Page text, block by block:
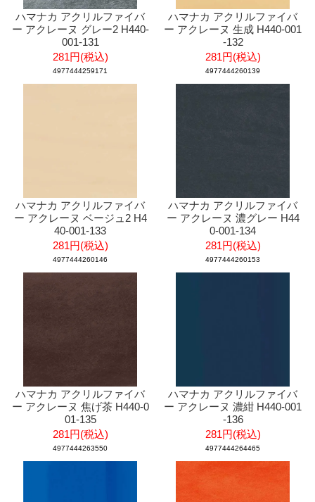
ハマナカ アクリルファイバ
ー アクレーヌ グレー2 H440-
001-131
281円(税込)
4977444259171
ハマナカ アクリルファイバ
ー アクレーヌ 生成 H440-001
-132
281円(税込)
4977444260139
ハマナカ アクリルファイバ
ー アクレーヌ ベージュ2 H4
40-001-133
281円(税込)
4977444260146
ハマナカ アクリルファイバ
ー アクレーヌ 濃グレー H44
0-001-134
281円(税込)
4977444260153
ハマナカ アクリルファイバ
ー アクレーヌ 焦げ茶 H440-0
01-135
281円(税込)
4977444263550
ハマナカ アクリルファイバ
ー アクレーヌ 濃紺 H440-001
-136
281円(税込)
4977444264465